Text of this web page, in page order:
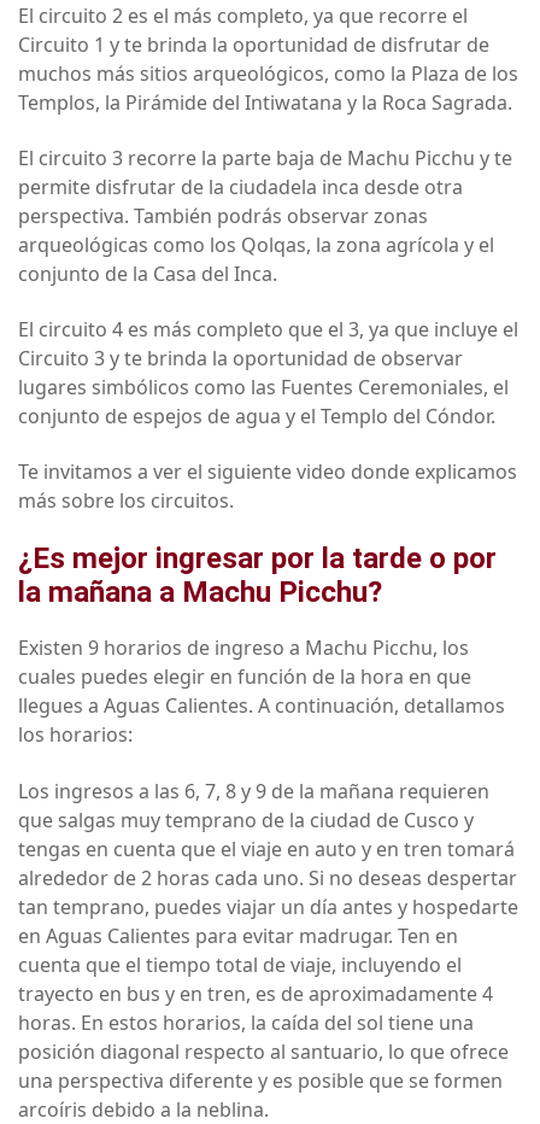
El circuito 2 es el más completo, ya que recorre el
Circuito 1 y te brinda la oportunidad de disfrutar de
muchos más sitios arqueológicos, como la Plaza de los
Templos, la Pirámide del Intiwatana y la Roca Sagrada.
El circuito 3 recorre la parte baja de Machu Picchu y te
permite disfrutar de la ciudadela inca desde otra
perspectiva. También podrás observar zonas
arqueológicas como los Qolqas, la zona agrícola y el
conjunto de la Casa del Inca.
El circuito 4 es más completo que el 3, ya que incluye el
Circuito 3 y te brinda la oportunidad de observar
lugares simbólicos como las Fuentes Ceremoniales, el
conjunto de espejos de agua y el Templo del Cóndor.
Te invitamos a ver el siguiente video donde explicamos
más sobre los circuitos.
¿Es mejor ingresar por la tarde o por
la mañana a Machu Picchu?
Existen 9 horarios de ingreso a Machu Picchu, los
cuales puedes elegir en función de la hora en que
llegues a Aguas Calientes. A continuación, detallamos
los horarios:
Los ingresos a las 6, 7, 8 y 9 de la mañana requieren
que salgas muy temprano de la ciudad de Cusco y
tengas en cuenta que el viaje en auto y en tren tomará
alrededor de 2 horas cada uno. Si no deseas despertar
tan temprano, puedes viajar un día antes y hospedarte
en Aguas Calientes para evitar madrugar. Ten en
cuenta que el tiempo total de viaje, incluyendo el
trayecto en bus y en tren, es de aproximadamente 4
horas. En estos horarios, la caída del sol tiene una
posición diagonal respecto al santuario, lo que ofrece
una perspectiva diferente y es posible que se formen
arcoíris debido a la neblina.